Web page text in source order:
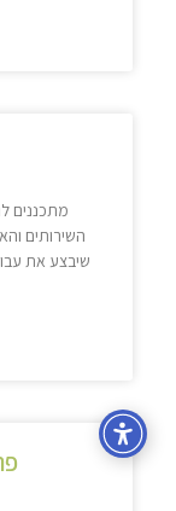
מתכננים
השירותים
שיבצע את